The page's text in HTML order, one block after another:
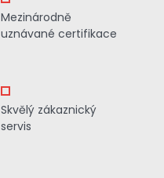
Mezinárodně
uznávané certifikace
Skvělý zákaznický
servis